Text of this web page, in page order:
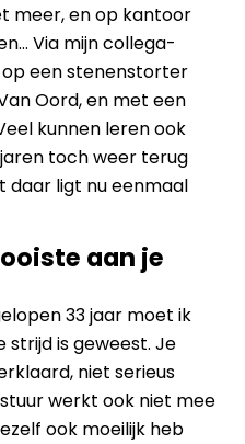
meer, en op kantoor
Via mijn collega-
een stenenstorter
Oord, en met een
kunnen leren ook
toch weer terug
daar ligt nu eenmaal
aan je
33 jaar moet ik
is geweest. Je
niet serieus
werkt ook niet mee
ook moeilijk heb